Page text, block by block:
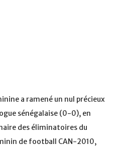
a ramené un nul précieux
sénégalaise (0-0), en
des éliminatoires du
de football CAN-2010,